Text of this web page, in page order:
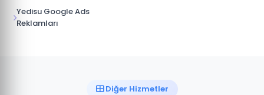
Yedisu Google Ads
Reklamları
Diğer Hizmetler